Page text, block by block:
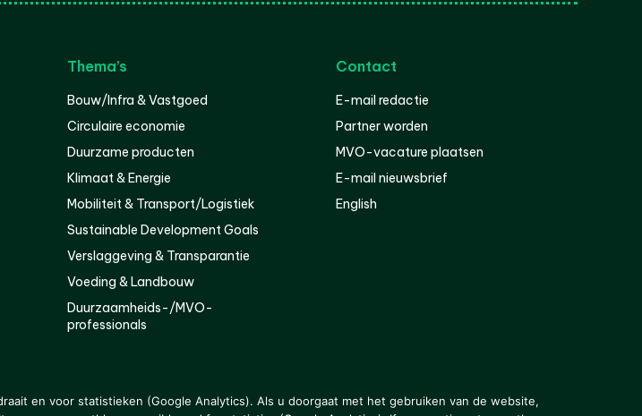
Thema’s
Bouw/Infra & Vastgoed
Circulaire economie
Duurzame producten
Klimaat & Energie
Mobiliteit & Transport/Logistiek
Sustainable Development Goals
Verslaggeving & Transparantie
Voeding & Landbouw
Duurzaamheids-/MVO-
professionals
Contact
E-mail redactie
Partner worden
MVO-vacature plaatsen
E-mail nieuwsbrief
English
en voor statistieken (Google Analytics). Als u doorgaat met het gebruiken van de website,